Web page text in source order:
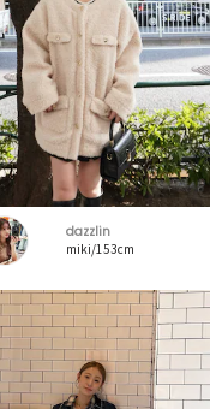
dazzlin
miki/153cm